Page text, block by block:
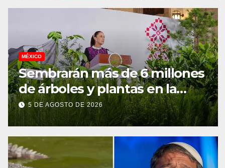
MÉXICO
Sembrarán más de 6 millones
de árboles y plantas en la
Jornada Nacional de
Reforestación 2026
5 DE AGOSTO DE 2026